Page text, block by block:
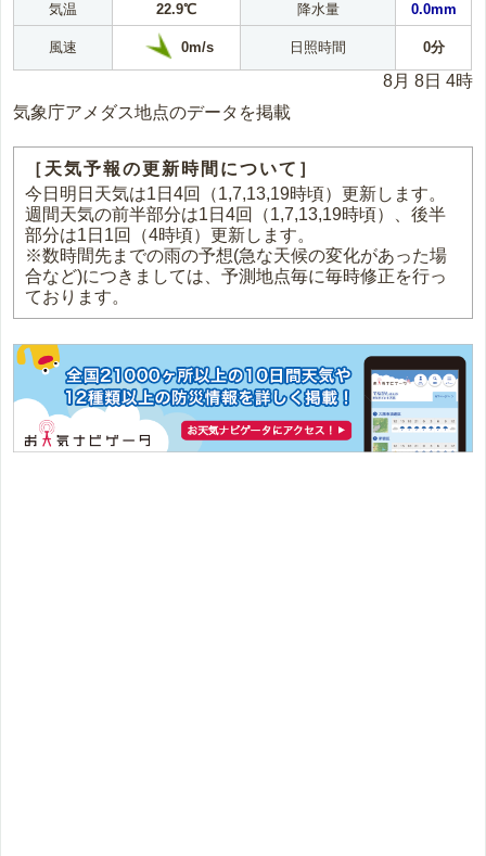
気温 22.9℃ 降水量 0.0mm
風速 0m/s 日照時間 0分
8月 8日 4時
気象庁アメダス地点のデータを掲載
［天気予報の更新時間について］
今日明日天気は1日4回（1,7,13,19時頃）更新します。
週間天気の前半部分は1日4回（1,7,13,19時頃）、後半
部分は1日1回（4時頃）更新します。
※数時間先までの雨の予想(急な天候の変化があった場
合など)につきましては、予測地点毎に毎時修正を行っ
ております。